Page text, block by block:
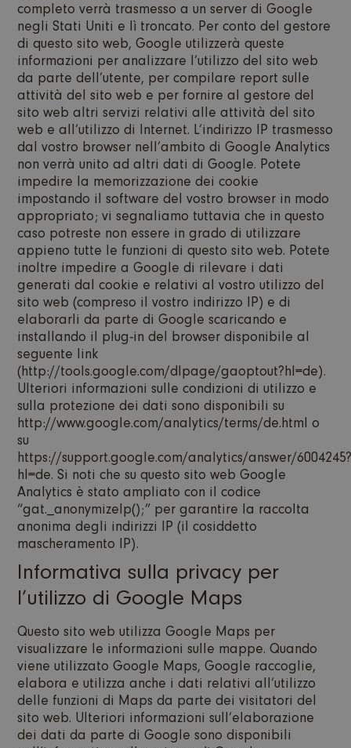
completo verrà trasmesso a un server di Google
negli Stati Uniti e lì troncato. Per conto del gestore
di questo sito web, Google utilizzerà queste
informazioni per analizzare l’utilizzo del sito web
da parte dell’utente, per compilare report sulle
attività del sito web e per fornire al gestore del
sito web altri servizi relativi alle attività del sito
web e all’utilizzo di Internet. L’indirizzo IP trasmesso
dal vostro browser nell’ambito di Google Analytics
non verrà unito ad altri dati di Google. Potete
impedire la memorizzazione dei cookie
impostando il software del vostro browser in modo
appropriato; vi segnaliamo tuttavia che in questo
caso potreste non essere in grado di utilizzare
appieno tutte le funzioni di questo sito web. Potete
inoltre impedire a Google di rilevare i dati
generati dal cookie e relativi al vostro utilizzo del
sito web (compreso il vostro indirizzo IP) e di
elaborarli da parte di Google scaricando e
installando il plug-in del browser disponibile al
seguente link
(http://tools.google.com/dlpage/gaoptout?hl=de).
Ulteriori informazioni sulle condizioni di utilizzo e
sulla protezione dei dati sono disponibili su
http://www.google.com/analytics/terms/de.html o
su
https://support.google.com/analytics/answer/
hl=de. Si noti che su questo sito web Google
Analytics è stato ampliato con il codice
“gat._anonymizeIp();” per garantire la raccolta
anonima degli indirizzi IP (il cosiddetto
mascheramento IP).
Informativa sulla privacy per
l’utilizzo di Google Maps
Questo sito web utilizza Google Maps per
visualizzare le informazioni sulle mappe. Quando
viene utilizzato Google Maps, Google raccoglie,
elabora e utilizza anche i dati relativi all’utilizzo
delle funzioni di Maps da parte dei visitatori del
sito web. Ulteriori informazioni sull’elaborazione
dei dati da parte di Google sono disponibili